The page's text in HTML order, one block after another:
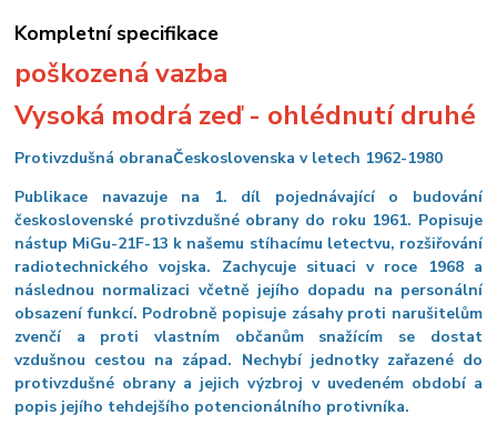
Kompletní specifikace
poškozená vazba
Vysoká modrá zeď - ohlédnutí druhé
Protivzdušná obranaČeskoslovenskav letech 1962-1980
Publikace navazuje na 1. díl pojednávající o budování
československé protivzdušné obrany do roku 1961. Popisuje
nástup MiGu-21F-13 k našemu stíhacímu letectvu, rozšiřování
radiotechnického vojska. Zachycuje situaci v roce 1968 a
následnou normalizaci včetně jejího dopadu na personální
obsazení funkcí. Podrobně popisuje zásahy proti narušitelům
zvenčí a proti vlastním občanům snažícím se dostat
vzdušnou cestou na západ. Nechybí jednotky zařazené do
protivzdušné obrany a jejich výzbroj v uvedeném období a
popis jejího tehdejšího potencionálního protivníka.